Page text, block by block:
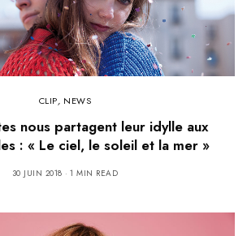
CLIP, NEWS
nous partagent leur idylle aux
: « Le ciel, le soleil et la mer »
30 JUIN 2018 1 MIN READ